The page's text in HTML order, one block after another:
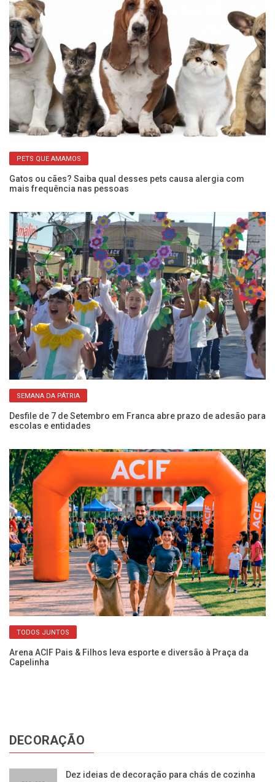
PETS QUE AMAMOS
Gatos ou cães? Saiba qual desses pets causa alergia com
mais frequência nas pessoas
SEMANA DA PÁTRIA
Desfile de 7 de Setembro em Franca abre prazo de adesão para
escolas e entidades
TODOS JUNTOS
Arena ACIF Pais & Filhos leva esporte e diversão à Praça da
Capelinha
DECORAÇÃO
Dez ideias de decoração para chás de cozinha